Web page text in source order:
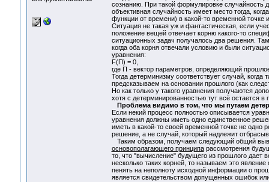
сознанию. При такой формулировке случайность
объективная случайность имеет место тогда,
функции от времени) в какой-то временной
Ситуация не такая уж и фантастическая, если
положение вещей отвечает корню какого-то
ситуационных задач получалось два решения.
когда оба корня отвечали условию и были
уравнения:
F(П) = 0,
где П - вектор параметров, определяющий
Тогда детерминизму соответствует случай,
предсказываем на основании прошлого (как
Но как только у такого уравнения получаются
хотя с детерминированностью тут всё остается в
Проблема видимо в том, что мы путаем
Если некий процесс полностью описывается
уравнения должны иметь одно единственное
иметь в какой-то своей временной точке не одно
решение, а не случай, который надлежит
Таким образом, получаем следующий общий
основополагающего принципарассмотрения
то, что "вычисление" будущего из прошлого дает
несколько таких корней, то называем это
пенять на неполноту исходной информации о
является свидетельством допущенных ошибок